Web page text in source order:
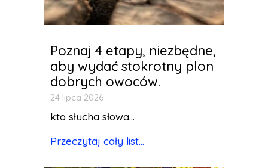
Poznaj 4 etapy, niezbędne,
aby wydać stokrotny plon
dobrych owoców.
24 lipca 2026
kto słucha słowa...
Przeczytaj cały list...